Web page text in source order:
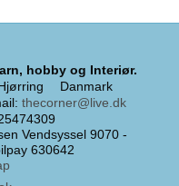
hobby og Interiør.
Danmark
: thecorner@live.dk
Vendsyssel 9070 -
630642